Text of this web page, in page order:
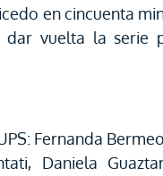
en cincuenta
vuelta la serie
Fernanda
Daniela